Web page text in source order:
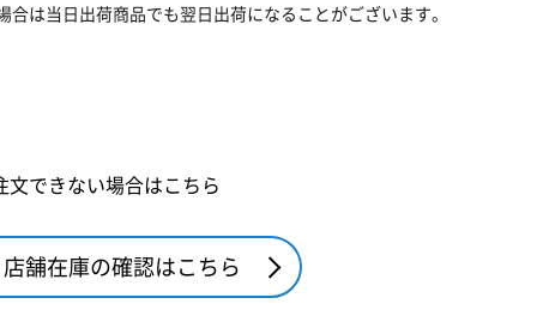
合は当日出荷商品でも翌日出荷になることがございます。
文できない場合はこちら
店舗在庫の確認はこちら